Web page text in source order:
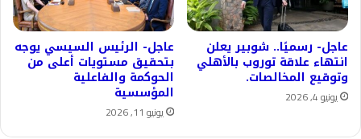
عاجل- رسميًا.. شوبير يعلن
انتهاء علاقة توروب بالأهلي
وتوقيع المخالصات.
يونيو 4, 2026
عاجل- الرئيس السيسي يوجه
بتحقيق مستويات أعلى من
الحوكمة والفاعلية
المؤسسية
يونيو 11, 2026